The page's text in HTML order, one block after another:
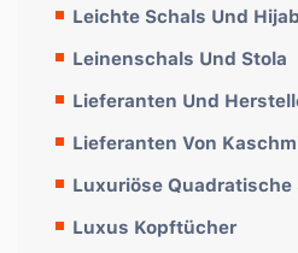
Leichte Schals Und
Leinenschals Und Stola
Lieferanten Und
Lieferanten Von
Luxuriöse Quadratische
Luxus Kopftücher